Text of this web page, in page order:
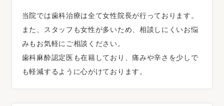
「個人情報」は、別掲の利用目的以外には使用しませ
ん。
⋆歯科訪問診療料（注13） 通院困難な患者さんには、
在宅訪問診療を行っています。
⋆ 有床義歯管理料
新しい義歯を保険で作る場合には、前回製作時より
当院では歯科治療は全て女性院長が行っております。
また、スタッフも女性が多いため、相談しにくいお悩
みもお気軽にご相談ください。
歯科麻酔認定医も在籍しており、痛みや辛さを少しで
も軽減するように心がけております。